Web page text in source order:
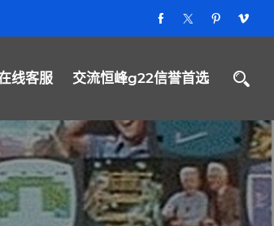
线客服 交流恒峰g22信誉首选